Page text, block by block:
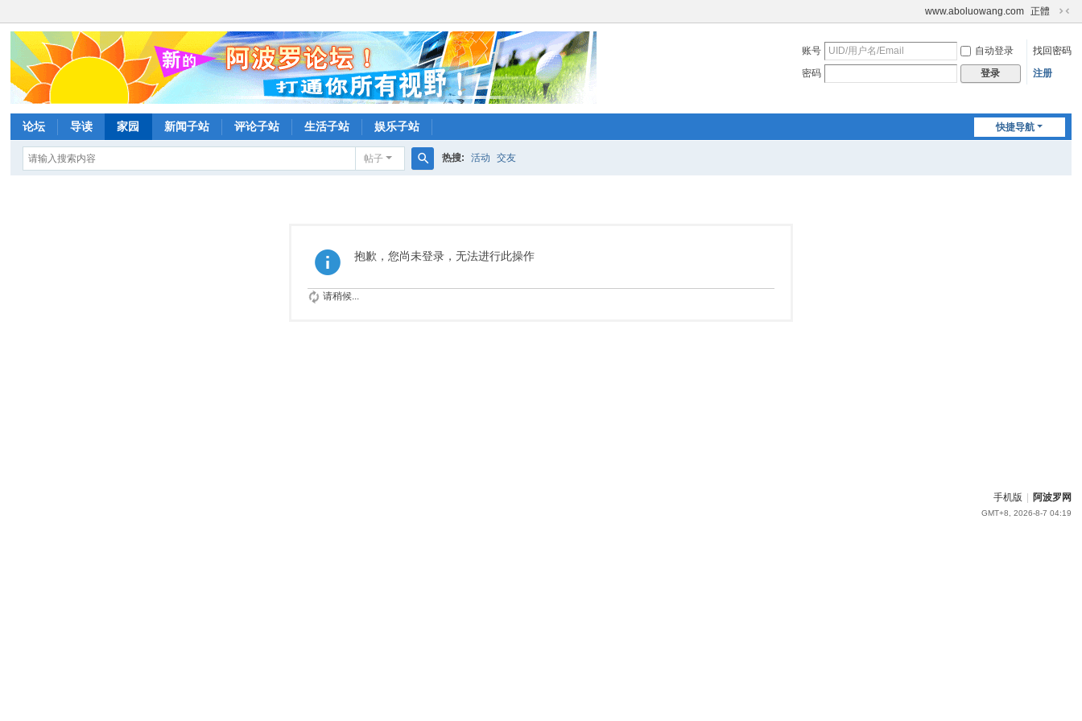
www.aboluowang.com 正體
切
到
账号 自动登录
找回密码
密码
登录 注册
快捷导航
论坛 导读 家园 新闻子站 评论子站 生活子站 娱乐子站
帖子 热搜: 活动 交友
抱歉，您尚未登录，无法进行此操作
请稍候...
手机版 阿波罗网
GMT+8, 2026-8-7 04:19